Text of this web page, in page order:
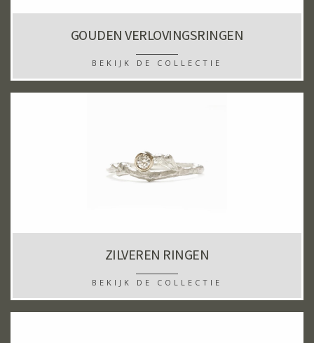
GOUDEN VERLOVINGSRINGEN
BEKIJK DE COLLECTIE
ZILVEREN RINGEN
BEKIJK DE COLLECTIE